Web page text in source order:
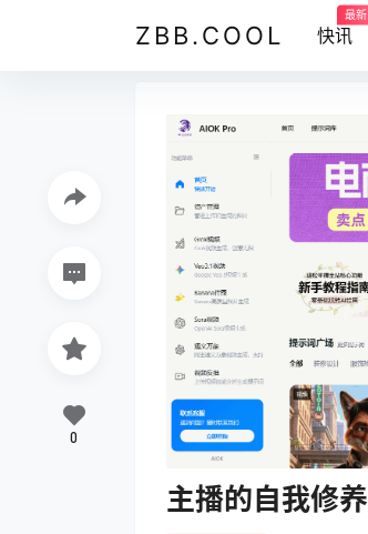
ZBB.COOL 快讯
最新
主播的自我修养
0